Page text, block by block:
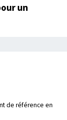
un
de référence en